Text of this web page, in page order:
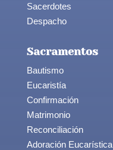
Sacerdotes
Despacho
Sacramentos
Bautismo
Eucaristía
Confirmación
Matrimonio
Reconciliación
Adoración Eucarística